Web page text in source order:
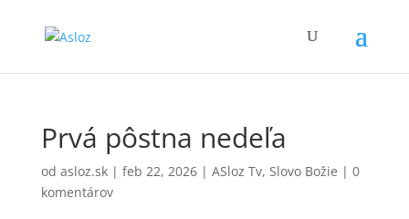
Prvá pôstna nedeľa
od asloz.sk| feb 22, 2026| ASloz Tv, Slovo Božie | 0
komentárov